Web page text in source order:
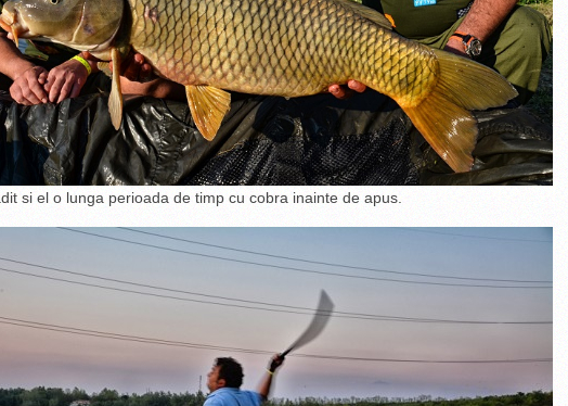
si el o lunga perioada de timp cu cobra inainte de apus.